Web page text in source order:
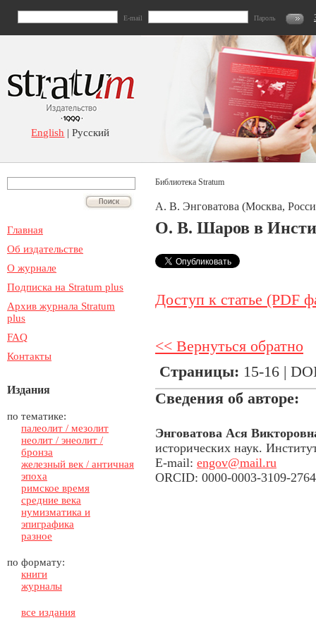
E-mail Пароль
English | Русский
Главная
Об издательстве
О журнале
Подписка на Stratum plus
Архив журнала Stratum
plus
FAQ
Контакты
Издания
по тематике:
палеолит / мезолит
неолит / энеолит /
бронза
железный век / античная
эпоха
римское время
средние века
нумизматика и
эпиграфика
разное
по формату:
книги
журналы
все издания
Библиотека Stratum
А. В. Энговатова (Москва,
О. В. Шаров в
Доступ к статье (PDF
<< Вернуться обратно
Страницы: 15-16 |
Сведения об авторе:
Энговатова Ася
исторических наук.
E-mail: engov@mail.ru
ORCID: 0000-0003-3109-2764